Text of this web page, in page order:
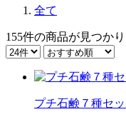
全て
155件の商品が見つか
プチ石鹸７種セ